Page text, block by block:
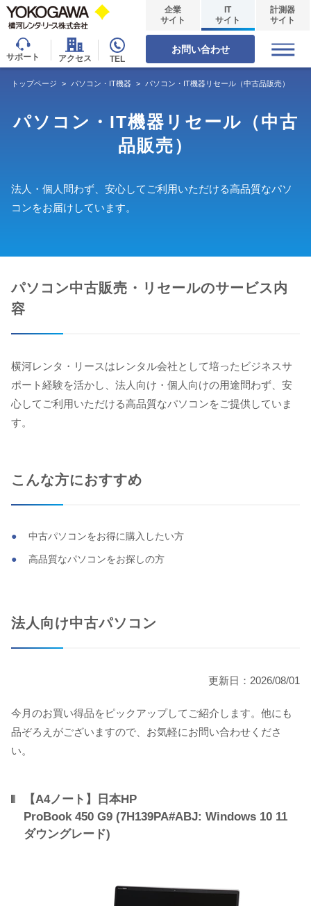
サポート アクセス TEL
企業
サイト
IT
サイト
計測器
サイト
お問い合わせ
トップページ > パソコン・IT機器 > パソコン・IT機器リセール（中古品販売）
パソコン・IT機器リセール（中古
品販売）
法人・個人問わず、安心してご利用いただける高品質なパソ
コンをお届けしています。
パソコン中古販売・リセールのサービス内
容
横河レンタ・リースはレンタル会社として培ったビジネスサ
ポート経験を活かし、法人向け・個人向けの用途問わず、安
心してご利用いただける高品質なパソコンをご提供していま
す。
こんな方におすすめ
中古パソコンをお得に購入したい方
高品質なパソコンをお探しの方
法人向け中古パソコン
更新日：2026/08/01
今月のお買い得品をピックアップしてご紹介します。他にも
品ぞろえがございますので、お気軽にお問い合わせくださ
い。
【A4ノート】日本HP
ProBook 450 G9 (7H139PA#ABJ: Windows 10 11
ダウングレード)